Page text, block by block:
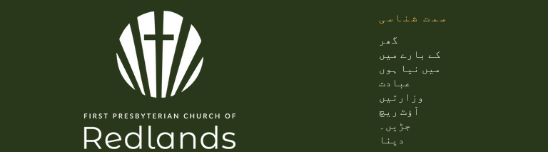
سمت شناسی
گھر
کے بارے میں
میں نیا ہوں
عبادت
وزارتیں
آؤٹ ریچ
جڑیں۔
دینا